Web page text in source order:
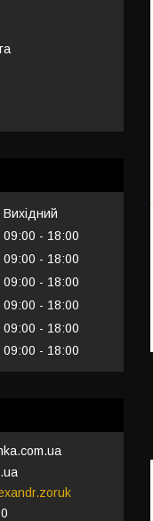
Вихідний
09:00
18:00
09:00
18:00
09:00
18:00
09:00
18:00
09:00
18:00
09:00 18:00